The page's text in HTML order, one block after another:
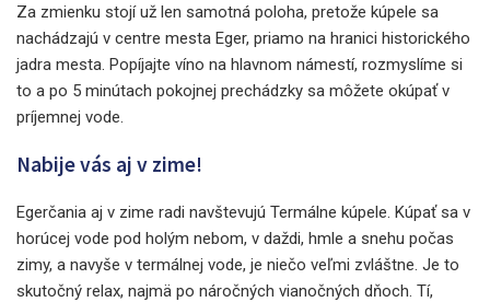
Za zmienku stojí už len samotná poloha, pretože kúpele sa
nachádzajú v centre mesta Eger, priamo na hranici historického
jadra mesta. Popíjajte víno na hlavnom námestí, rozmyslíme si
to a po 5 minútach pokojnej prechádzky sa môžete okúpať v
príjemnej vode.
Nabije vás aj v zime!
Egerčania aj v zime radi navštevujú Termálne kúpele. Kúpať sa v
horúcej vode pod holým nebom, v daždi, hmle a snehu počas
zimy, a navyše v termálnej vode, je niečo veľmi zvláštne. Je to
skutočný relax, najmä po náročných vianočných dňoch. Tí,